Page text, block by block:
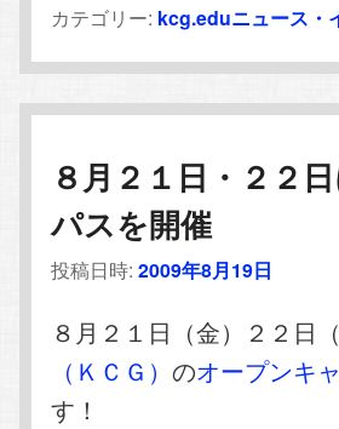
カテゴリー: kcg.eduニュース・
８月２１日・２２
パスを開催
投稿日時:2009年8月19日
８月２１日（金）２２日
（ＫＣＧ）のオープンキ
す！